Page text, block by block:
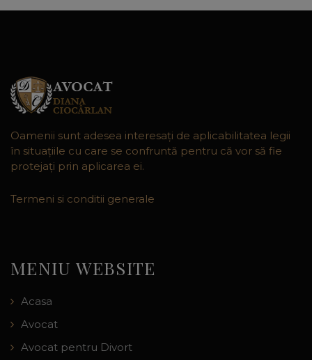
Oamenii sunt adesea interesaţi de aplicabilitatea legii
în situaţiile cu care se confruntă pentru că vor să fie
protejaţi prin aplicarea ei.
Termeni si conditii generale
MENIU WEBSITE
Acasa
Avocat
Avocat pentru Divort